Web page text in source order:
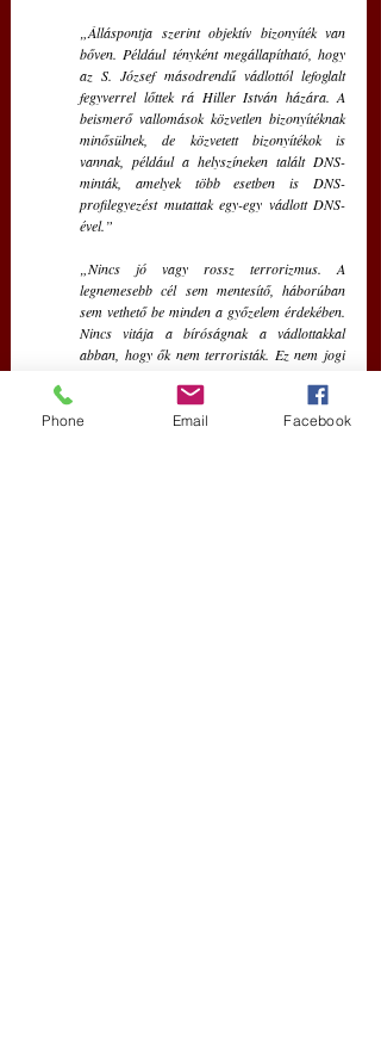
„Álláspontja szerint objektív bizonyíték van
bőven. Például tényként megállapítható, hogy
az S. József másodrendű vádlottól lefoglalt
fegyverrel lőttek rá Hiller István házára. A
beismerő vallomások közvetlen bizonyítéknak
minősülnek, de közvetett bizonyítékok is
vannak, például a helyszíneken talált DNS-
minták, amelyek több esetben is DNS-
profilegyezést mutattak egy-egy vádlott DNS-
ével.”
„Nincs jó vagy rossz terrorizmus. A
legnemesebb cél sem mentesítő, háborúban
sem vethető be minden a győzelem érdekében.
Nincs vitája a bíróságnak a vádlottakkal
abban, hogy ők nem terroristák. Ez nem jogi
alapon kellett eldönteni, hogy
terrorcselekményt elkövetettek-e. A laikus
Phone Email Facebook